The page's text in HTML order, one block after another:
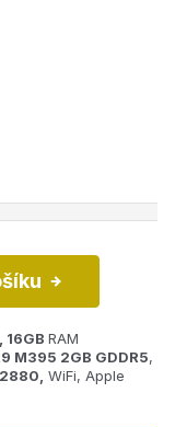
16GB RAM
M395 2GB GDDR5,
WiFi, Apple